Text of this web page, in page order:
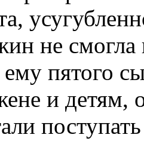
не смогла
пятого
и детям,